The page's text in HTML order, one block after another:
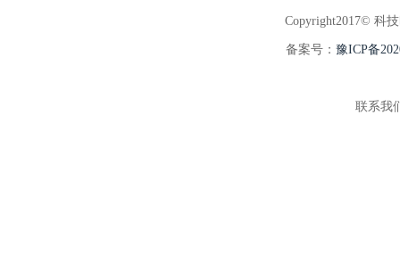
Copyright2017© 科
备案号： 豫ICP备
联系我